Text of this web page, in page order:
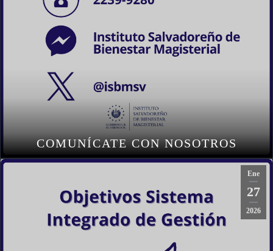
COMUNÍCATE CON NOSOTROS
Ene
27
2026